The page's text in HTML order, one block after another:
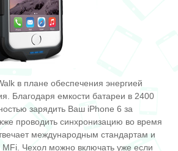
в плане обеспечения энергией
Благодаря емкости батареи в 2400
зарядить Ваш iPhone 6 за
проводить синхронизацию во время
международным стандартам и
Чехол можно включать уже если